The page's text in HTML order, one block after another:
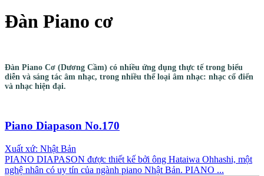
Đàn Piano cơ
Đàn Piano Cơ (Dương Cầm) có nhiều ứng dụng thực tế trong biểu
diễn và sáng tác âm nhạc, trong nhiều thể loại âm nhạc: nhạc cổ điển
và nhạc hiện đại.
Piano Diapason No.170
Xuất xứ: Nhật Bản
PIANO DIAPASON được thiết kế bởi ông Hataiwa Ohhashi, một
nghệ nhân có uy tín của ngành piano Nhật Bản. PIANO ...